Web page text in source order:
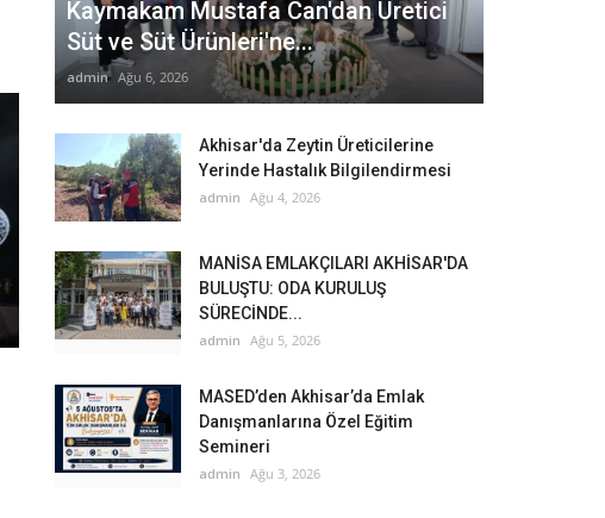
Kaymakam Mustafa Can'dan Üretici
Süt ve Süt Ürünleri'ne...
admin Ağu 6, 2026
Akhisar'da Zeytin Üreticilerine
Yerinde Hastalık Bilgilendirmesi
admin Ağu 4, 2026
MANİSA EMLAKÇILARI AKHİSAR'DA
BULUŞTU: ODA KURULUŞ
SÜRECİNDE...
admin Ağu 5, 2026
MASED’den Akhisar’da Emlak
Danışmanlarına Özel Eğitim
Semineri
admin Ağu 3, 2026